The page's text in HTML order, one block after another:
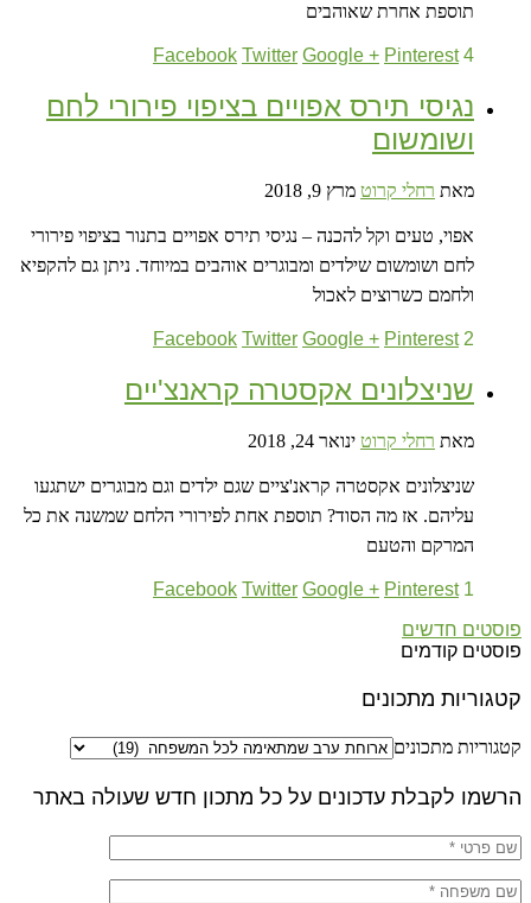
תוספת אחרת שאוהבים
4
Facebook Twitter Google + Pinterest
נגיסי תירס אפויים בציפוי פירורי לחם
ושומשום
מאת רחלי קרוט מרץ 9, 2018
אפוי, טעים וקל להכנה – נגיסי תירס אפויים בתנור בציפוי פירורי
לחם ושומשום שילדים ומבוגרים אוהבים במיוחד. ניתן גם להקפיא
ולחמם כשרוצים לאכול
2
Facebook Twitter Google + Pinterest
שניצלונים אקסטרה קראנצ'יים
מאת רחלי קרוט ינואר 24, 2018
שניצלונים אקסטרה קראנ'ציים שגם ילדים וגם מבוגרים ישתגעו
עליהם. אז מה הסוד? תוספת אחת לפירורי הלחם שמשנה את כל
המרקם והטעם
1
Facebook Twitter Google + Pinterest
פוסטים חדשים
פוסטים קודמים
קטגוריות מתכונים
קטגוריות מתכונים
הרשמו לקבלת עדכונים על כל מתכון חדש שעולה באתר